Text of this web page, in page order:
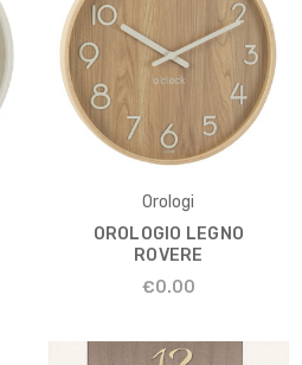
Orologi
OROLOGIO LEGNO
ROVERE
€0.00